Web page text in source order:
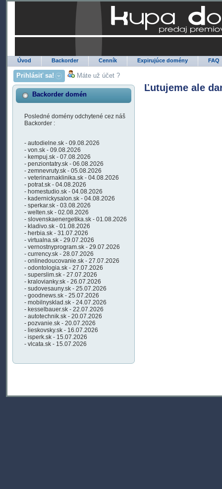
Úvod Backorder Cenník Expirujúce domény FAQ
Prihlásiť sa! Máte už účet ?
Backorder domén
Posledné domény odchytené cez náš
Backorder :
- autodielne.sk - 09.08.2026
- von.sk - 09.08.2026
- kempuj.sk - 07.08.2026
- penziontatry.sk - 06.08.2026
- zemnevruty.sk - 05.08.2026
- veterinarnaklinika.sk - 04.08.2026
- potrat.sk - 04.08.2026
- homestudio.sk - 04.08.2026
- kadernickysalon.sk - 04.08.2026
- sperkar.sk - 03.08.2026
- welten.sk - 02.08.2026
- slovenskaenergetika.sk - 01.08.2026
- kladivo.sk - 01.08.2026
- herbia.sk - 31.07.2026
- virtualna.sk - 29.07.2026
- vernostnyprogram.sk - 29.07.2026
- currency.sk - 28.07.2026
- onlinedoucovanie.sk - 27.07.2026
- odontologia.sk - 27.07.2026
- superslim.sk - 27.07.2026
- kralovianky.sk - 26.07.2026
- sudovesauny.sk - 25.07.2026
- goodnews.sk - 25.07.2026
- mobilnysklad.sk - 24.07.2026
- kesselbauer.sk - 22.07.2026
- autotechnik.sk - 20.07.2026
- pozvanie.sk - 20.07.2026
- lieskovsky.sk - 16.07.2026
- isperk.sk - 15.07.2026
- vlcata.sk - 15.07.2026
Ľutujeme ale